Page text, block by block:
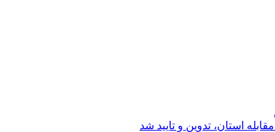
استان، تدوین و تایید شد